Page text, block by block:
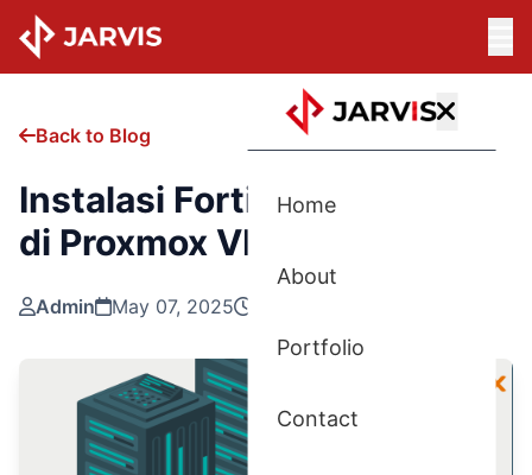
Home
About
Portfolio
Contact
Back to Blog
Instalasi FortiManager-VM
di Proxmox VE
Admin May 07, 2025